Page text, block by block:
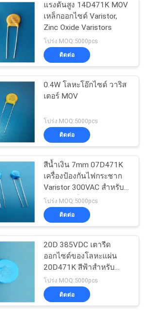
แรงดันสูง 14D471K MOV
เหล็กออกไซด์ Varistor,
Zinc Oxide Varistors
โปร่ง MOQ:5000pcs
ติดต่อ
0.4W โลหะโอ๊กไซด์ วาริส
เตอร์ MOV
โปร่ง MOQ:5000pcs
ติดต่อ
สีน้ำเงิน 7mm 07D471K
เครื่องป้องกันไฟกระชาก
Varistor 300VAC สำหรับ
สายกราวด์
โปร่ง MOQ:5000pcs
ติดต่อ
20D 385VDC เตารีด
ออกไซด์ของโลหะแผ่น
20D471K สีฟ้าสำหรับ
แหล่งจ่ายไฟ Powr Supply
โปร่ง MOQ:5000pcs
ติดต่อ